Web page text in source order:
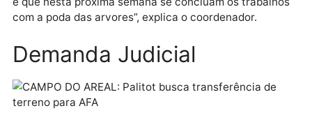
como também arborização, corte das arvores e mais
benefícios para as comunidades como mutirão de
limpeza, asfalto e iluminação pública”, relata Marklin.
“O prefeito de pronto atendeu acionando as
respectivas secretárias responsáveis pelo serviço e
estamos aqui acompanhando a realização desses